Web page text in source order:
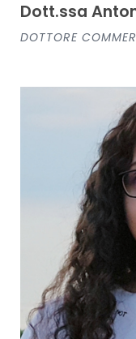
Dott.ssa
DOTTORE